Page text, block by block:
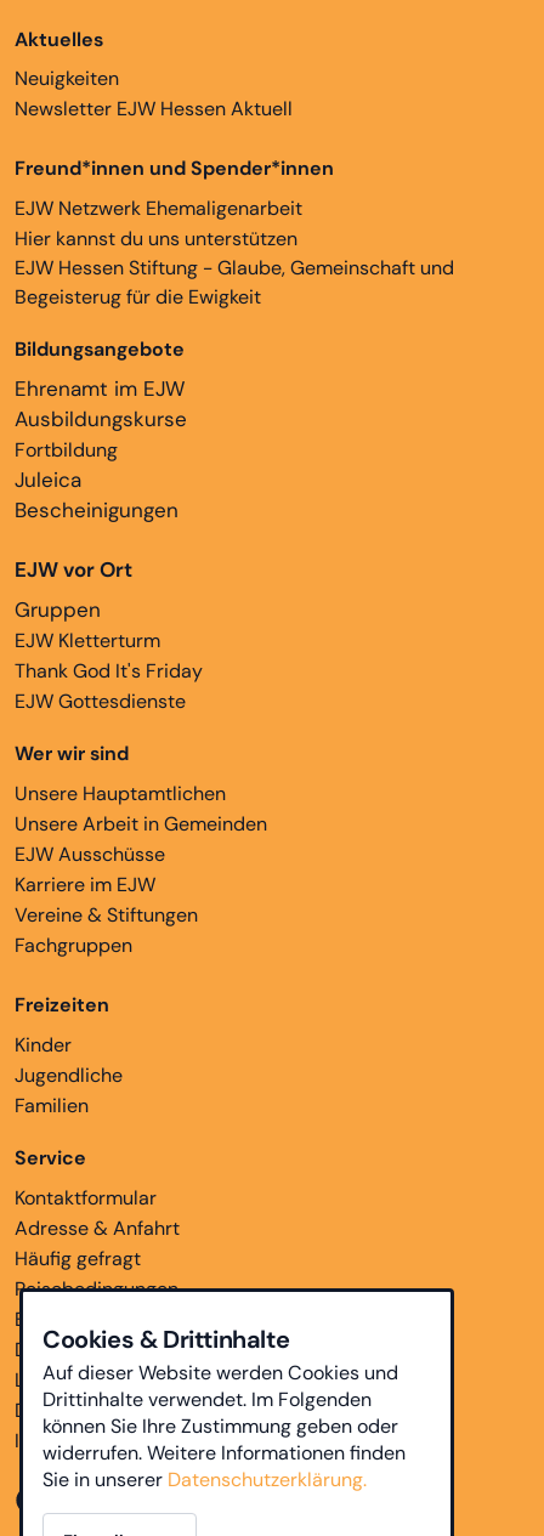
Aktuelles
Neuigkeiten
Newsletter EJW Hessen Aktuell
Freund*innen und Spender*innen
EJW Netzwerk Ehemaligenarbeit
Hier kannst du uns unterstützen
EJW Hessen Stiftung - Glaube, Gemeinschaft und
Begeisterug für die Ewigkeit
Bildungsangebote
Ehrenamt im EJW
Ausbildungskurse
Fortbildung
Juleica
Bescheinigungen
EJW vor Ort
Gruppen
EJW Kletterturm
Thank God It's Friday
EJW Gottesdienste
Wer wir sind
Unsere Hauptamtlichen
Unsere Arbeit in Gemeinden
EJW Ausschüsse
Karriere im EJW
Vereine & Stiftungen
Fachgruppen
Freizeiten
Kinder
Jugendliche
Familien
Service
Kontaktformular
Adresse & Anfahrt
Häufig gefragt
Reisebedingungen
Bankverbindungen
Downloads
Links
Datenschutz
Impressum
Cookies & Drittinhalte
Auf dieser Website werden Cookies und
Drittinhalte verwendet. Im Folgenden
können Sie Ihre Zustimmung geben oder
widerrufen. Weitere Informationen finden
Sie in unserer Datenschutzerklärung.